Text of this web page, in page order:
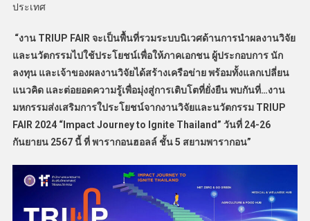
ประเทศ
“งาน TRIUP FAIR จะเป็นพื้นที่รวมระบบนิเวศด้านการนำผลงานวิจัย
และนวัตกรรมไปใช้ประโยชน์เพื่อให้ภาคเอกชน ผู้ประกอบการ นัก
ลงทุน และเจ้าของผลงานวิจัยได้สร้างเครือข่าย พร้อมทั้งแลกเปลี่ยน
แนวคิด และต่อยอดความรู้เพื่อมุ่งสู่การเติบโตที่ยั่งยืน พบกันที่…งาน
มหกรรมส่งเสริมการใประโยชน์จากงานวิจัยและนวัตกรรม TRIUP
FAIR 2024 “Impact Journey to Ignite Thailand” วันที่ 24-26
กันยายน 2567นี้ ที่ พารากอนฮอลล์ ชั้น5 สยามพารากอน”